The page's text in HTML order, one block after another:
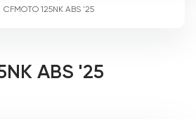
CFMOTO 125NK ABS '25
ABS '25